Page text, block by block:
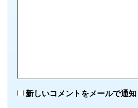
新しいコメントをメールで通知